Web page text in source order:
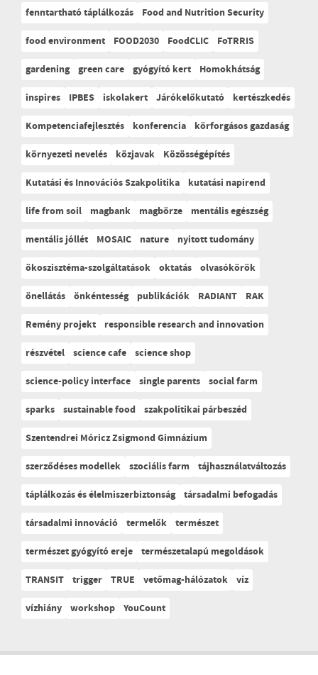
fenntartható táplálkozás
Food and Nutrition Security
food environment
FOOD2030 FoodCLIC
FoTRRIS
gardening green care gyógyító kert
Homokhátság
inspires
IPBES iskolakert Járókelőkutató
kertészkedés
Kompetenciafejlesztés
konferencia
körforgásos gazdaság
környezeti nevelés
közjavak
Közösségépítés
Kutatási és Innovációs Szakpolitika
kutatási napirend
life from soil
magbank magbörze
mentális egészség
mentális jóllét
MOSAIC nature
nyitott tudomány
ökoszisztéma-szolgáltatások oktatás olvasókörök
önellátás önkéntesség publikációk RADIANT
RAK
Remény projekt
responsible research and innovation
részvétel science cafe science shop
science-policy interface single parents social farm
sparks sustainable food
szakpolitikai párbeszéd
Szentendrei Móricz Zsigmond Gimnázium
szerződéses modellek szociális farm tájhasználatváltozás
táplálkozás és élelmiszerbiztonság társadalmi befogadás
társadalmi innováció termelők természet
természet gyógyító ereje természetalapú megoldások
TRANSIT trigger TRUE vetőmag-hálózatok víz
vízhiány workshop YouCount